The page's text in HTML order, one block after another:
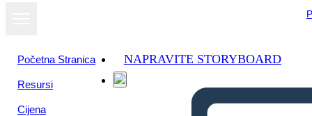
Početna Stranica
Resursi
Cijena
NAPRAVITE STORYBOARD